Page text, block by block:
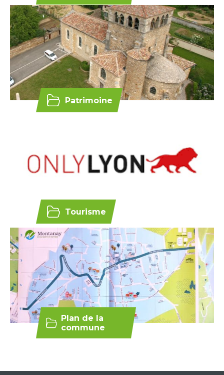
Patrimoine
Tourisme
Plan de la
commune